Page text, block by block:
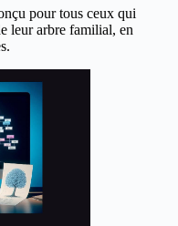
pour tous ceux qui
leur arbre familial, en